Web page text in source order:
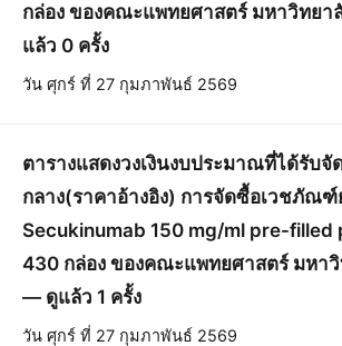
กล่อง ของคณะแพทยศาสตร์ มหาวิทยา
แล้ว 0 ครั้ง
วัน ศุกร์ ที่ 27 กุมภาพันธ์ 2569
ตารางแสดงวงเงินงบประมาณที่ได้รับจั
กลาง(ราคาอ้างอิง) การจัดซื้อเวชภัณฑ์
Secukinumab 150 mg/ml pre-filled
430 กล่อง ของคณะแพทยศาสตร์ มหาวิ
— ดูแล้ว 1 ครั้ง
วัน ศุกร์ ที่ 27 กุมภาพันธ์ 2569